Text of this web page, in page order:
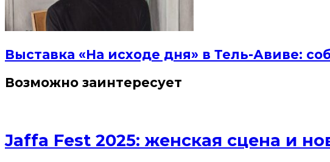
Выставка «На исходе дня» в Тель-Авиве:
Возможно заинтересует
Jaffa Fest 2025: женская сцена и